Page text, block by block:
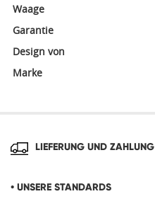
Waage
Garantie
Design von
Marke
LIEFERUNG UND ZAHLUNG
• UNSERE STANDARDS